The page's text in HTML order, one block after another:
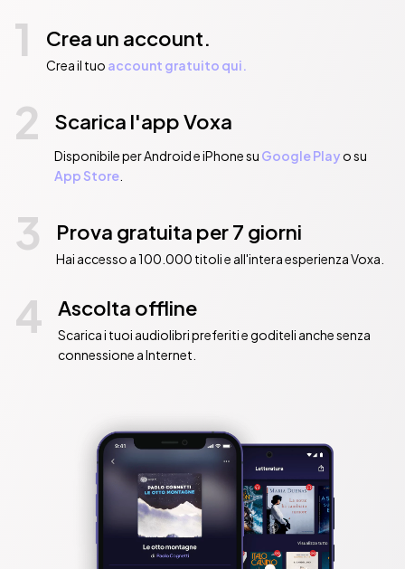
1 Crea un account.
Crea il tuo account gratuito qui.
2 Scarica l'app Voxa
Disponibile per Android e iPhone su Google Playo su
App Store.
3 Prova gratuita per 7 giorni
Hai accesso a 100.000 titoli e all'intera esperienza Voxa.
4 Ascolta offline
Scarica i tuoi audiolibri preferiti e goditeli anche senza
connessione a Internet.